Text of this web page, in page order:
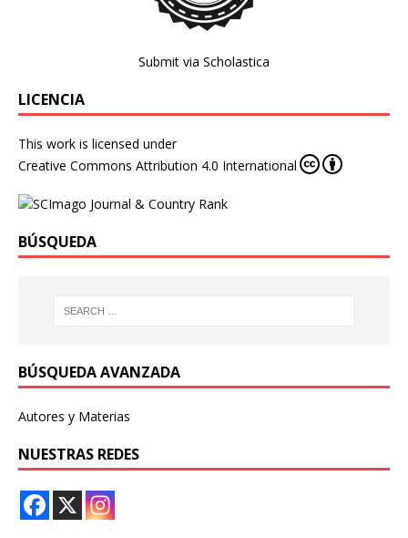
Submit via Scholastica
LICENCIA
This work is licensed under
Creative Commons Attribution 4.0 International
BÚSQUEDA
BÚSQUEDA AVANZADA
Autores y Materias
NUESTRAS REDES